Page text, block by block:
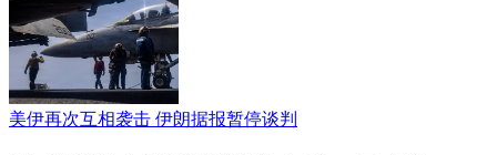
美伊再次互相袭击 伊朗据报暂停谈判